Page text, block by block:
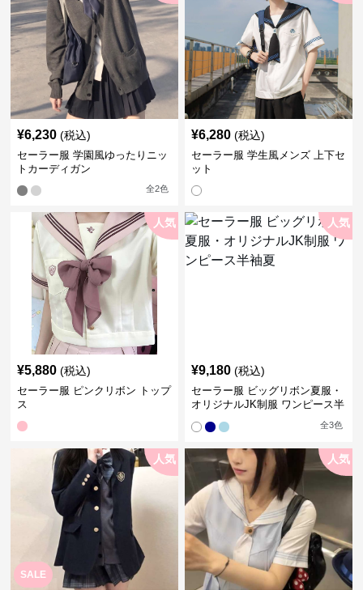
¥6,230 (税込)
セーラー服 学園風ゆったりニッ
トカーディガン
全2色
¥6,280 (税込)
セーラー服 学生風メンズ 上下セ
ット
人気
¥5,880 (税込)
セーラー服 ピンクリボン トップ
ス
人気
¥9,180 (税込)
セーラー服 ビッグリボン夏服・
オリジナルJK制服 ワンピース半
全3色
SALE
人気 人気